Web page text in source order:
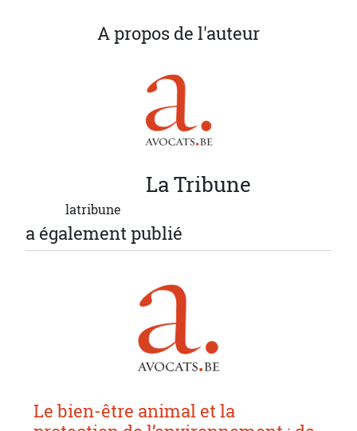
A propos de l'auteur
LaTribune
latribune
a également publié
Le bien-être animal et la